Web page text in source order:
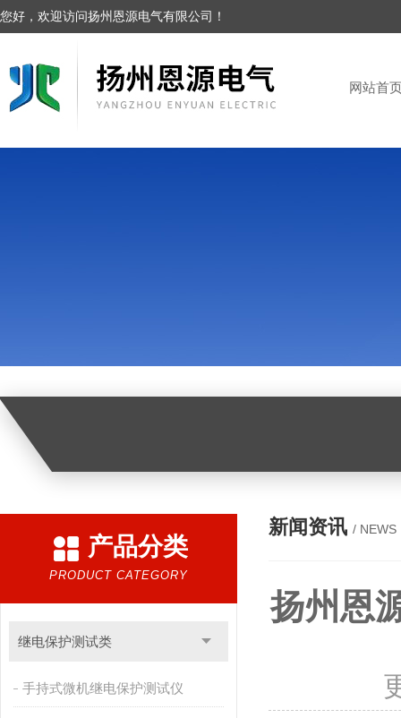
您好，欢迎访问扬州恩源电气有限公司！
网站首
产品分类
PRODUCT CATEGORY
继电保护测试类
手持式微机继电保护测试仪
新闻资讯 / NEWS
扬州恩